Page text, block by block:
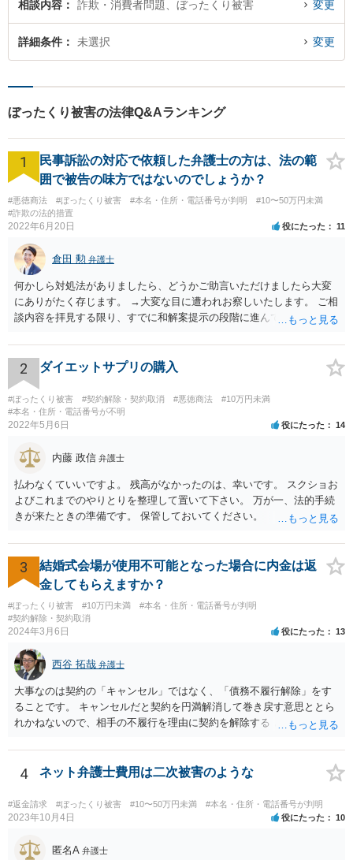
相談内容 詐欺・消費者問題、ぼったくり被害 変更
詳細条件 未選択 変更
ぼったくり被害の法律Q&Aランキング
1
民事訴訟の対応で依頼した弁護士の方は、法の範
囲で被告の味方ではないのでしょうか？
#悪徳商法 #ぼったくり被害 #本名・住所・電話番号が判明
#10〜50万円未満
#詐欺の法的措置
2022年6月20日 役にたった 11
倉田 勲 弁護士
何かしら対処法がありましたら、どうかご助言いただけましたら大変
にありがたく存じます。 →大変な目に遭われお察しいたします。 ご相
談内容を拝見する限り、すでに和解案提示の段階に進んでいるとなる
にあたってはそれらの書面や証拠を拝見しないと適切な回答は難しい
ですので、書面などをもってお近くの法律事務所でセカンドオピニオ
ンを受けることをお勧めします。
2 ダイエットサプリの購入
#ぼったくり被害 #契約解除・契約取消 #悪徳商法
#10万円未満
#本名・住所・電話番号が不明
2022年5月6日 役にたった 14
内藤 政信 弁護士
払わなくていいですよ。 残高がなかったのは、幸いです。 スクショお
よびこれまでのやりとりを整理して置いて下さい。 万が一、法的手続
きが来たときの準備です。 保管しておいてください。
3
結婚式会場が使用不可能となった場合に内金は返
金してもらえますか？
#ぼったくり被害 #10万円未満
#本名・住所・電話番号が判明
#契約解除・契約取消
2024年3月6日 役にたった 13
西谷 拓哉 弁護士
大事なのは契約の「キャンセル」ではなく、「債務不履行解除」をす
ることです。 キャンセルだと契約を円満解消して巻き戻す意思ととら
れかねないので、相手の不履行を理由に契約を解除する と通知して交
所を探すなどして弁護士を探してみてください。
4 ネット弁護士費用は二次被害のような
#返金請求 #ぼったくり被害 #10〜50万円未満 #本名・住所・電話番号が判明
2023年10月4日 役にたった 10
匿名A 弁護士